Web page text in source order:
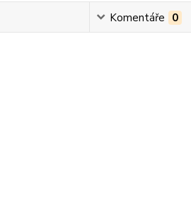
Komentáře 0